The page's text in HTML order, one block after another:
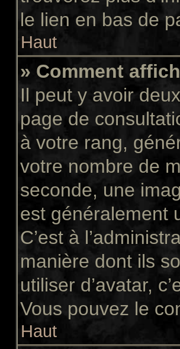
le lien en bas de
Haut
» Comment
Il peut y avoir
page de
à votre rang,
votre nombre de
seconde, une
est généralement
C’est à
manière dont ils
utiliser d’avatar,
Vous pouvez le
Haut